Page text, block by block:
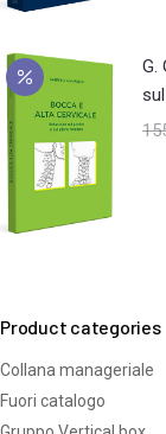
G.
Product categories
Collana manageriale
Fuori catalogo